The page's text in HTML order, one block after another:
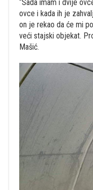
“Sada imam i dvije
ovce i kada ih je
on je rekao da će mi
veći stajski objekat.
Mašić.